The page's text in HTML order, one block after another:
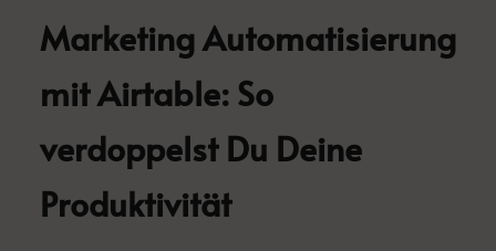
Marketing Automatisierung
mit Airtable: So
verdoppelst Du Deine
Produktivität